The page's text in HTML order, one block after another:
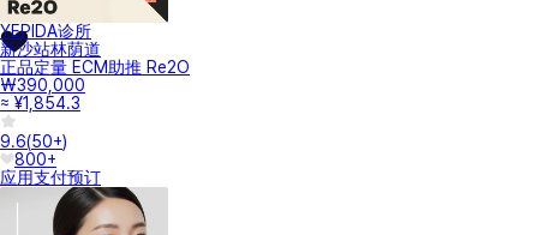
YEPIDA诊所
新沙站林荫道
正品定量 ECM助推 Re2O
₩390,000
≈ ¥1,854.3
9.6(50+)
800+
应用支付预订